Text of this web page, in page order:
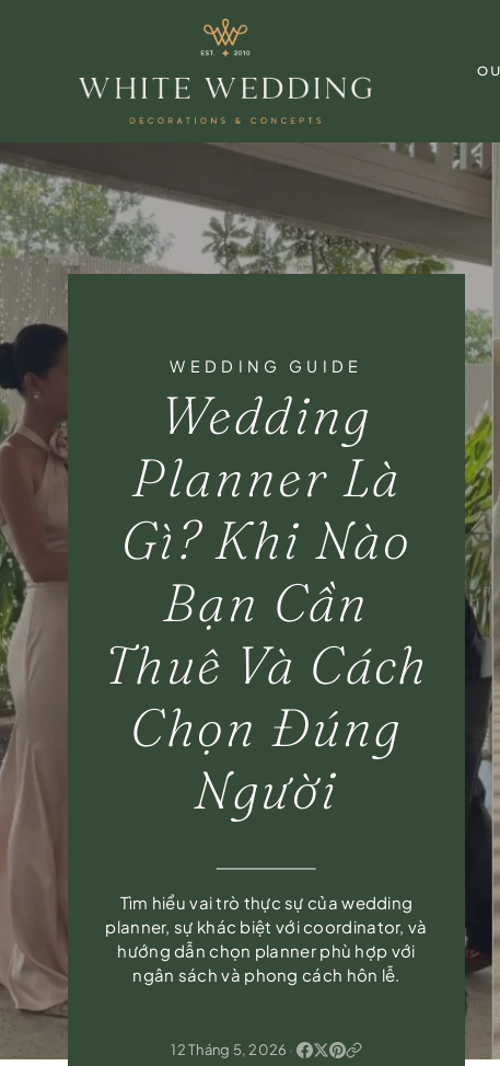
WEDDING GUIDE
Wedding
Planner Là
Gì? Khi Nào
Bạn Cần
Thuê Và Cách
Chọn Đúng
Người
Tìm hiểu vai trò thực sự của wedding
planner, sự khác biệt với coordinator, và
hướng dẫn chọn planner phù hợp với
ngân sách và phong cách hôn lễ.
12 Tháng 5, 2026 ·